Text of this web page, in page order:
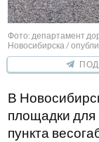
Фото: департамент
Новосибирска /
В
площадки
пункта